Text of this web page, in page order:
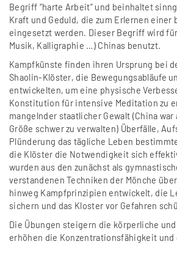
Begriff “harte Arbeit” und beinhaltet
Kraft und Geduld, die zum Erlernen einer
eingesetzt werden. Dieser Begriff wird
Musik, Kalligraphie …) Chinas benutzt.
Kampfkünste finden ihren Ursprung bei
Shaolin-Klöster, die Bewegungsabläufe
entwickelten, um eine physische
Konstitution für intensive Meditation zu
mangelnder staatlicher Gewalt (China
Größe schwer zu verwalten) Überfälle,
Plünderung das tägliche Leben
die Klöster die Notwendigkeit sich
wurden aus den zunächst als
verstandenen Techniken der Mönche
hinweg Kampfprinzipien entwickelt, die
sichern und das Kloster vor Gefahren
Die Übungen steigern die körperliche
erhöhen die Konzentrationsfähigkeit und